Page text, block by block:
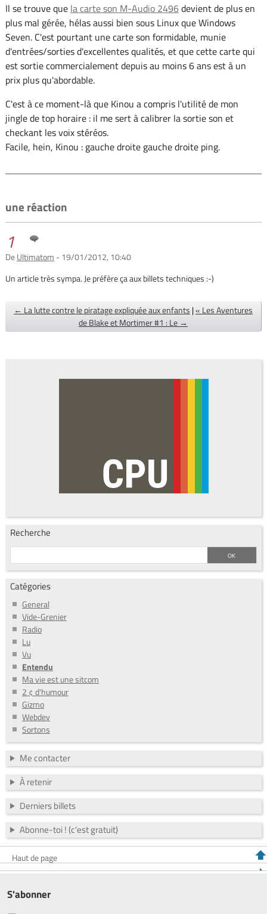
Il se trouve que la carte son M-Audio 2496devient de plus en
plus mal gérée, hélas aussi bien sous Linux que Windows
Seven. C'est pourtant une carte son formidable, munie
d'entrées/sorties d'excellentes qualités, et que cette carte qui
est sortie commercialement depuis au moins 6 ans est à un
prix plus qu'abordable.
C'est à ce moment-là que Kinou a compris l'utilité de mon
jingle de top horaire : il me sert à calibrer la sortie son et
checkant les voix stéréos.
Facile, hein, Kinou : gauche droite gauche droite ping.
une réaction
1
DeUltimatom - 19/01/2012, 10:40
Un article très sympa. Je préfère ça aux billets techniques :-)
← La lutte contre le piratage expliquée aux enfants |« Les Aventures
de Blake et Mortimer #1 : Le →
Recherche
Catégories
General
Vide-Grenier
Radio
Lu
Vu
Entendu
Ma vie est une sitcom
2 ¢ d'humour
Gizmo
Webdev
Sortons
Me contacter
À retenir
Derniers billets
Abonne-toi ! (c'est gratuit)
Haut de page
S'abonner